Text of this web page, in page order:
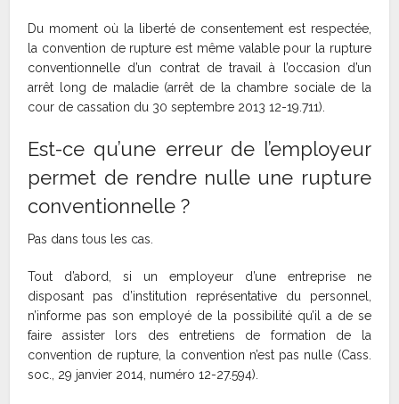
Du moment où la liberté de consentement est respectée,
la convention de rupture est même valable pour la rupture
conventionnelle d’un contrat de travail à l’occasion d’un
arrêt long de maladie (arrêt de la chambre sociale de la
cour de cassation du 30 septembre 2013 12-19.711).
Est-ce qu’une erreur de l’employeur
permet de rendre nulle une rupture
conventionnelle ?
Pas dans tous les cas.
Tout d’abord, si un employeur d’une entreprise ne
disposant pas d’institution représentative du personnel,
n’informe pas son employé de la possibilité qu’il a de se
faire assister lors des entretiens de formation de la
convention de rupture, la convention n’est pas nulle (Cass.
soc., 29 janvier 2014, numéro 12-27.594).